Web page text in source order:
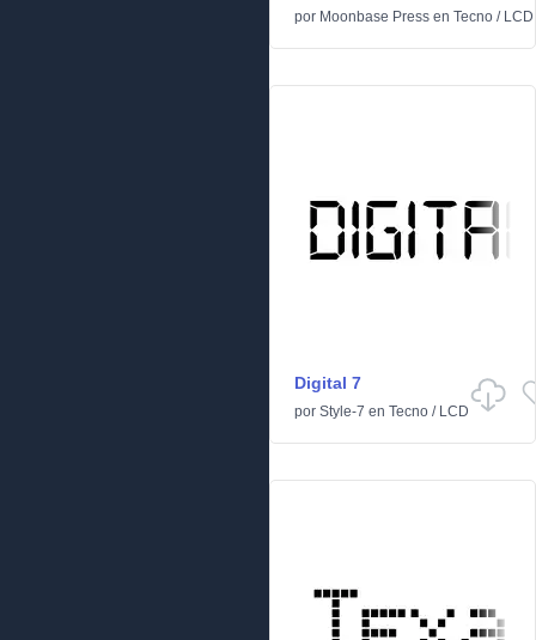
por Moonbase Press en Tecno / LCD
Digital 7
por Style-7 en Tecno / LCD